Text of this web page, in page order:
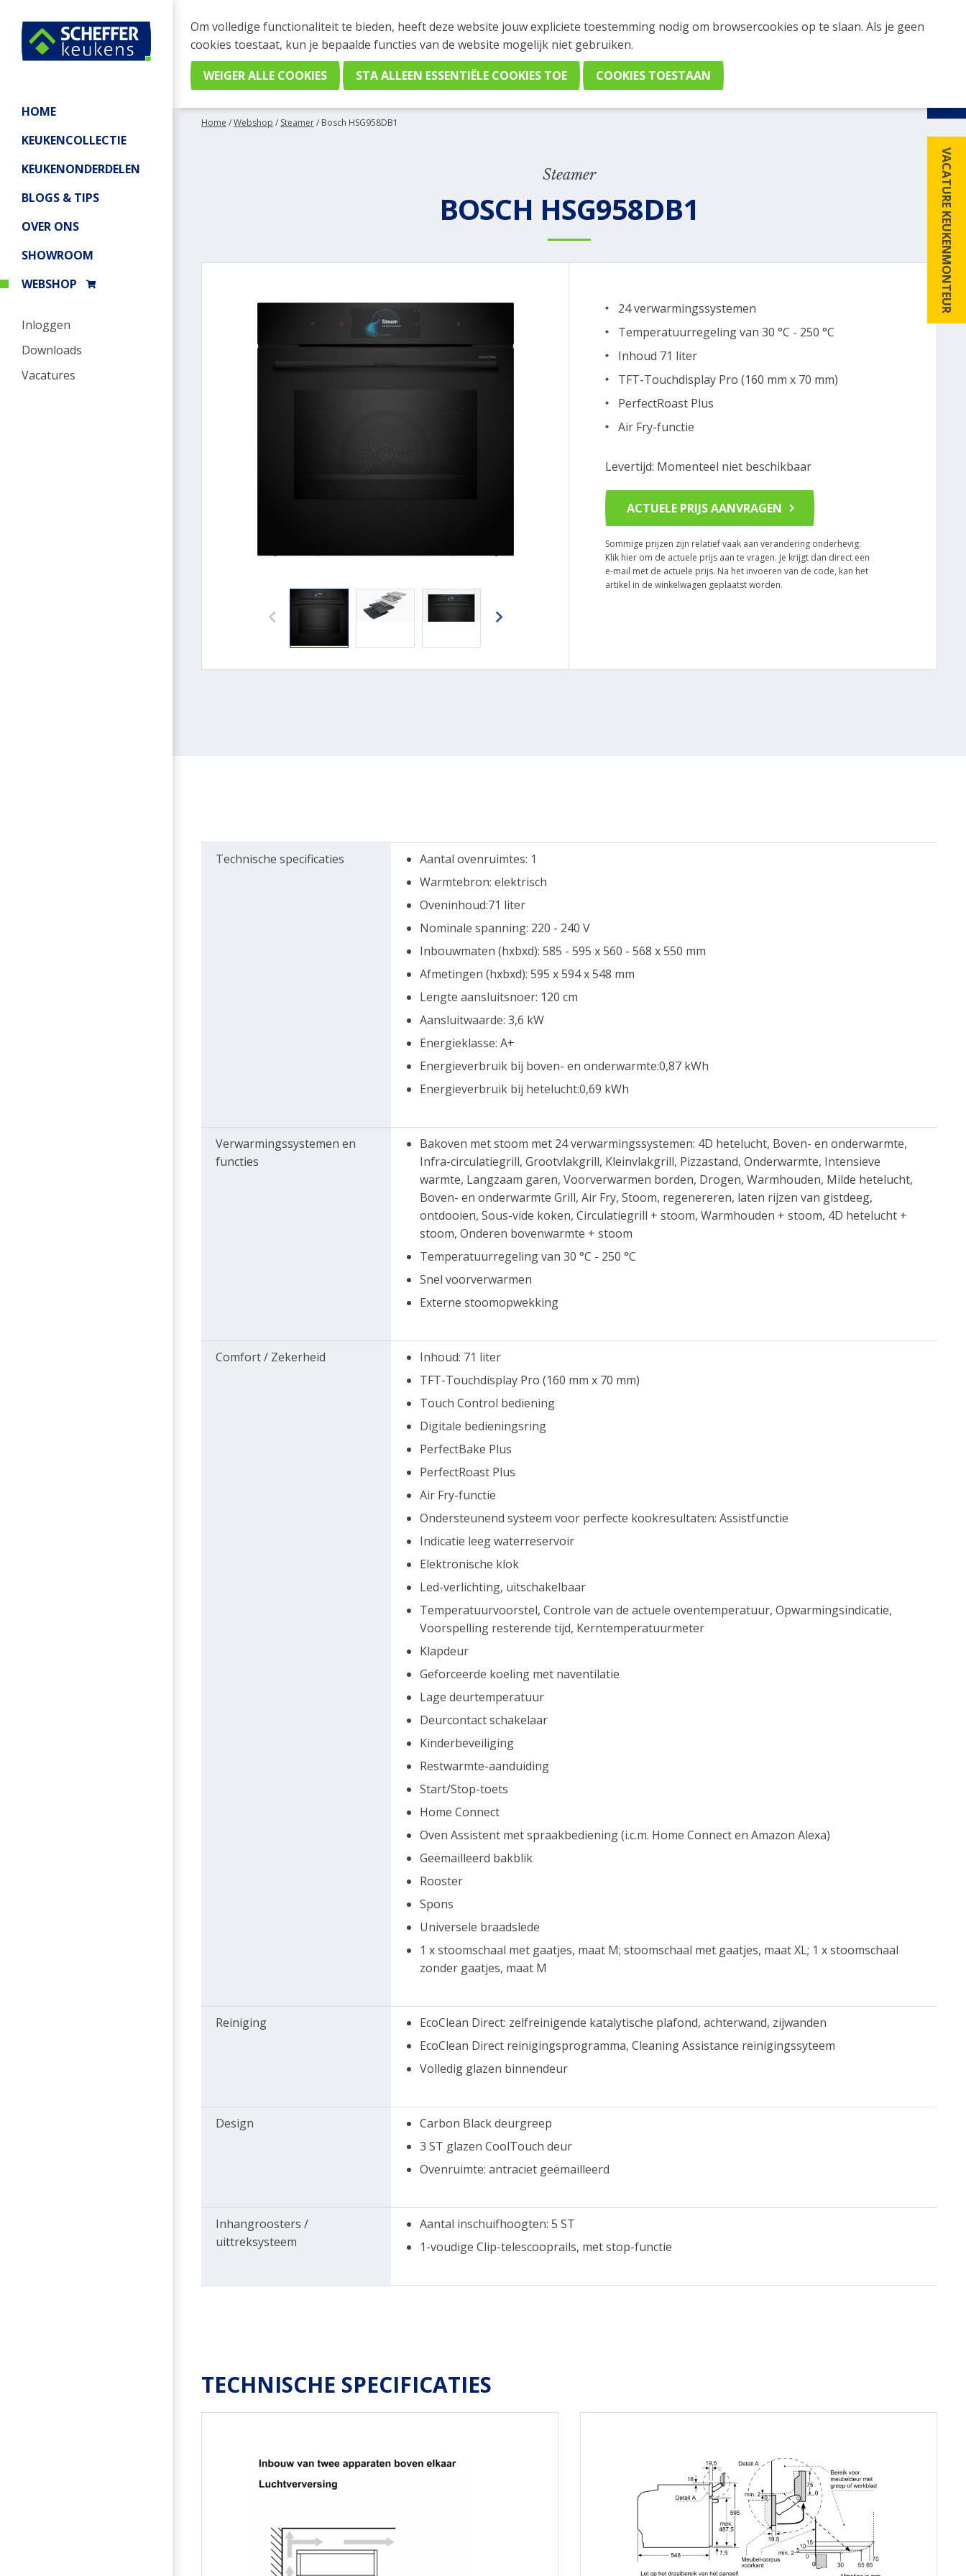
HOME
KEUKENCOLLECTIE
KEUKENONDERDELEN
BLOGS & TIPS
OVER ONS
SHOWROOM
WEBSHOP
Inloggen
Downloads
Vacatures
VACATURE KEUKENMONTEUR
WEBSHOP BESTELLINGEN
Je kan tijdelijk geen bestelling plaatsen. Wil je je vast oriënteren? Vergelijk eenvoudig apparaten en merken met elkaar. Klik hier voor
Home /Webshop / Steamer/ Bosch HSG958DB1
Steamer
BOSCH HSG958DB1
Levertijd: Momenteel niet beschikbaar
24 verwarmingssystemen
Temperatuurregeling van 30 °C - 250 °C
Inhoud 71 liter
TFT-Touchdisplay Pro (160 mm x 70 mm)
PerfectRoast Plus
Air Fry-functie
ACTUELE PRIJS AANVRAGEN
Sommige prijzen zijn relatief vaak aan verandering onderhevig.
Klik hier om de actuele prijs aan te vragen. Je krijgt dan direct een
e-mail met de actuele prijs. Na het invoeren van de code, kan het
artikel in de winkelwagen geplaatst worden.
Technische specificaties
Aantal ovenruimtes: 1
Warmtebron: elektrisch
Oveninhoud:71 liter
Nominale spanning: 220 - 240 V
Inbouwmaten (hxbxd): 585 - 595 x 560 - 568 x 550 mm
Afmetingen (hxbxd): 595 x 594 x 548 mm
Lengte aansluitsnoer: 120 cm
Aansluitwaarde: 3,6 kW
Energieklasse: A+
Energieverbruik bij boven- en onderwarmte:0,87 kWh
Energieverbruik bij hetelucht:0,69 kWh
Verwarmingssystemen en
functies
Bakoven met stoom met 24 verwarmingssystemen: 4D hetelucht, Boven- en onderwarmte,
Infra-circulatiegrill, Grootvlakgrill, Kleinvlakgrill, Pizzastand, Onderwarmte, Intensieve
warmte, Langzaam garen, Voorverwarmen borden, Drogen, Warmhouden, Milde hetelucht,
Boven- en onderwarmte Grill, Air Fry, Stoom, regenereren, laten rijzen van gistdeeg,
ontdooien, Sous-vide koken, Circulatiegrill + stoom, Warmhouden + stoom, 4D hetelucht +
stoom, Onderen bovenwarmte + stoom
Temperatuurregeling van 30 °C - 250 °C
Snel voorverwarmen
Externe stoomopwekking
Comfort / Zekerheid
Inhoud: 71 liter
TFT-Touchdisplay Pro (160 mm x 70 mm)
Touch Control bediening
Digitale bedieningsring
PerfectBake Plus
PerfectRoast Plus
Air Fry-functie
Ondersteunend systeem voor perfecte kookresultaten: Assistfunctie
Indicatie leeg waterreservoir
Elektronische klok
Led-verlichting, uitschakelbaar
Temperatuurvoorstel, Controle van de actuele oventemperatuur, Opwarmingsindicatie,
Voorspelling resterende tijd, Kerntemperatuurmeter
Klapdeur
Geforceerde koeling met naventilatie
Lage deurtemperatuur
Deurcontact schakelaar
Kinderbeveiliging
Restwarmte-aanduiding
Start/Stop-toets
Home Connect
Oven Assistent met spraakbediening (i.c.m. Home Connect en Amazon Alexa)
Geëmailleerd bakblik
Rooster
Spons
Universele braadslede
1 x stoomschaal met gaatjes, maat M; stoomschaal met gaatjes, maat XL; 1 x stoomschaal
zonder gaatjes, maat M
Reiniging
EcoClean Direct: zelfreinigende katalytische plafond, achterwand, zijwanden
EcoClean Direct reinigingsprogramma, Cleaning Assistance reinigingssyteem
Volledig glazen binnendeur
Design
Carbon Black deurgreep
3 ST glazen CoolTouch deur
Ovenruimte: antraciet geëmailleerd
Inhangroosters /
uittreksysteem
Aantal inschuifhoogten: 5 ST
1-voudige Clip-telescooprails, met stop-functie
TECHNISCHE SPECIFICATIES
Om volledige functionaliteit te bieden, heeft deze website jouw expliciete toestemming nodig om browsercookies op te slaan. Als je geen
cookies toestaat, kun je bepaalde functies van de website mogelijk niet gebruiken.